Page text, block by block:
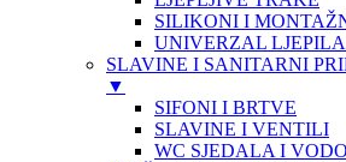
SILIKONI I
UNIVERZAL
SLAVINE I SANITARNI
▼
SIFONI I BRTVE
SLAVINE I VENTILI
WC SJEDALA I